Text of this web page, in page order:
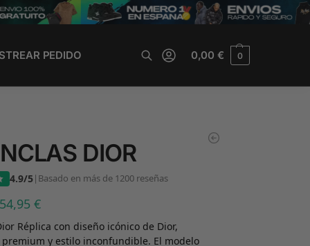
PEDIDO 0,00€ 0
DIOR
4.9/5| Basado en más de 1200 reseñas
54,95€
Réplica con diseño icónico de Dior,
y estilo inconfundible. El modelo